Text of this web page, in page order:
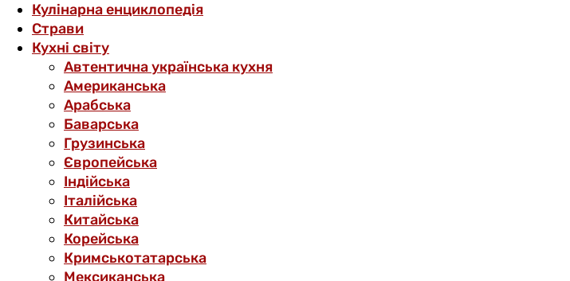
Кулінарна енциклопедія
Страви
Кухні світу
Автентична українська кухня
Американська
Арабська
Баварська
Грузинська
Європейська
Індійська
Італійська
Китайська
Корейська
Кримськотатарська
Мексиканська